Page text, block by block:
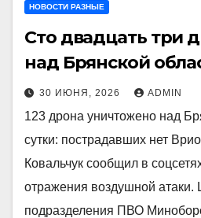
НОВОСТИ РАЗНЫЕ
Сто двадцать три
над Брянской
30 ИЮНЯ, 2026 ADMIN
123 дрона уничтожено над
сутки: пострадавших нет
Ковальчук сообщил в
отражения воздушной атаки.
подразделения ПВО